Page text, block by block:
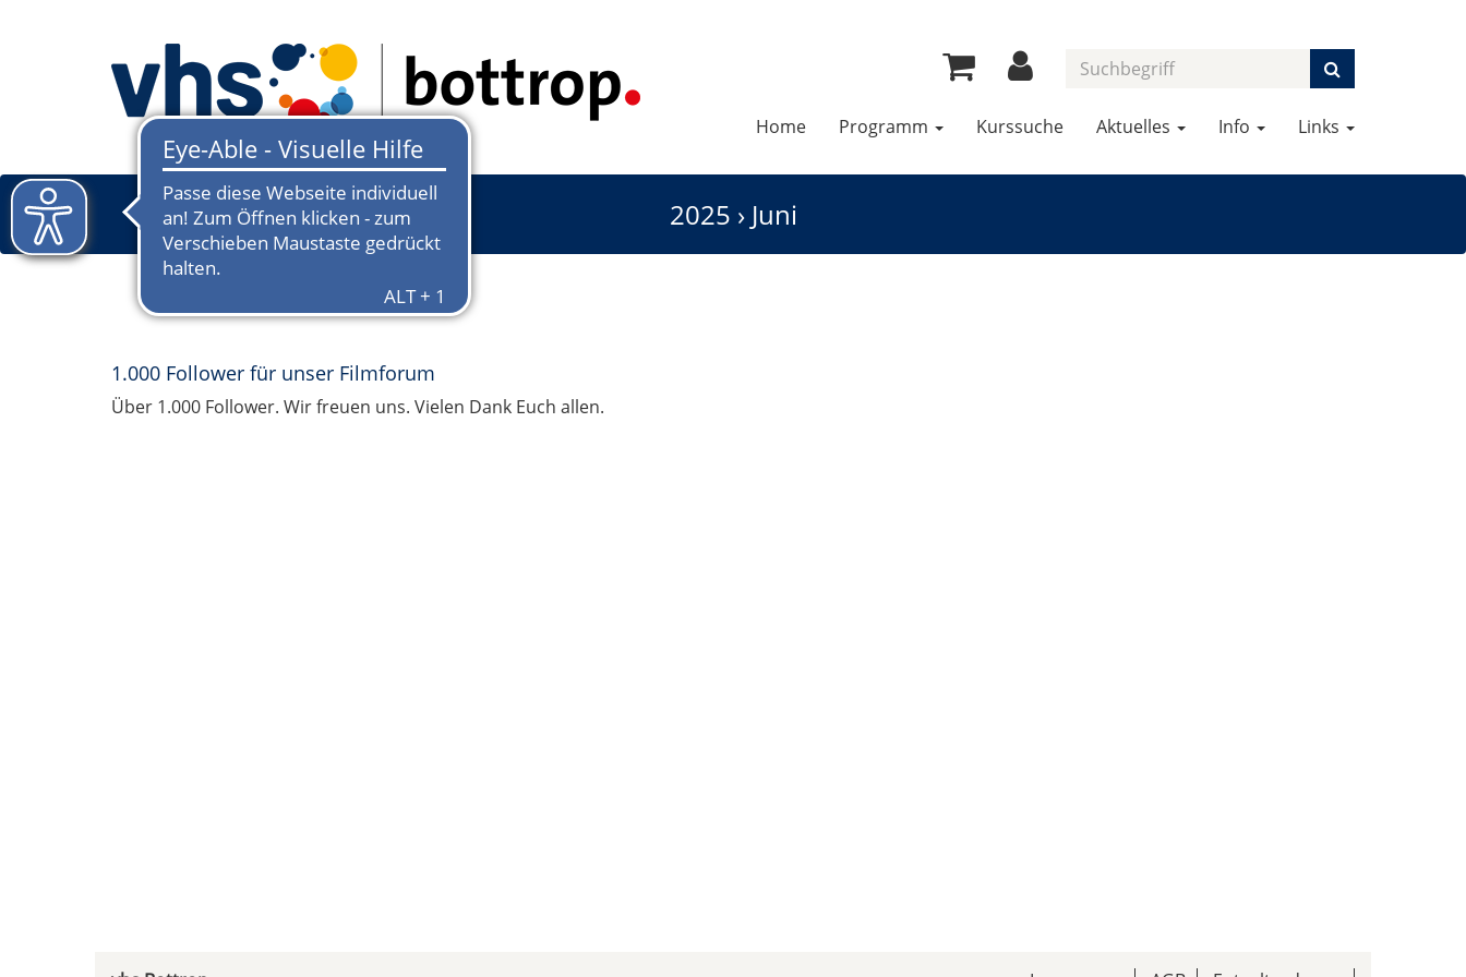
Home Programm Kurssuche Aktuelles Info Links
2025 › Juni
1.000 Follower für unser Filmforum
Über 1.000 Follower. Wir freuen uns. Vielen Dank Euch allen.